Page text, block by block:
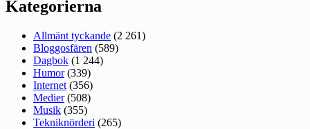
Kategorierna
Allmänt tyckande (2 261)
Bloggosfären (589)
Dagbok (1 244)
Humor(339)
Internet (356)
Medier(508)
Musik (355)
Tekniknörderi (265)